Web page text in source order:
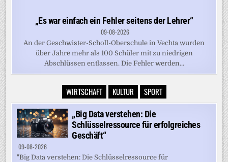
„Es war einfach ein Fehler seitens der Lehrer“
09-08-2026
An der Geschwister-Scholl-Oberschule in Vechta wurden
über Jahre mehr als 100 Schüler mit zu niedrigen
Abschlüssen entlassen. Die Fehler werden...
WIRTSCHAFT KULTUR SPORT
„Big Data verstehen: Die
Schlüsselressource für erfolgreiches
Geschäft“
09-08-2026
"Big Data verstehen: Die Schlüsselressource für